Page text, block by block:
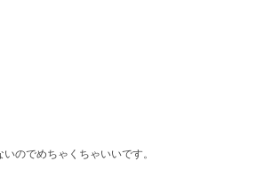
のでめちゃくちゃいいです。